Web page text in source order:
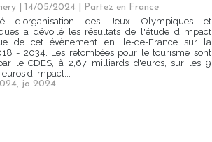
| 14/05/2024
Partez en France
d'organisation des Jeux Olympiques et
a dévoilé les résultats de l'étude d'impact
de cet évènement en Ile-de-France sur la
- 2034. Les retombées pour le tourisme sont
le CDES, à 2,67 milliards d'euros, sur les 9
d'impact...
, jo 2024